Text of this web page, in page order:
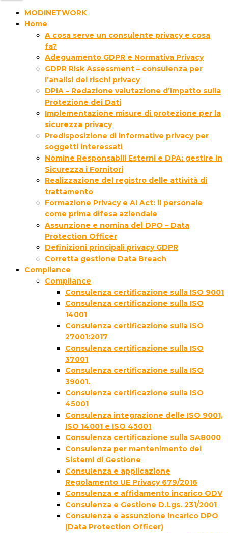
MODINETWORK
Home
A cosa serve un consulente privacy e cosa
fa?
Adeguamento GDPR e Normativa Privacy
GDPR Risk Assessment – consulenza per
l’analisi dei rischi privacy
DPIA – Redazione valutazione d’Impatto sulla
Protezione dei Dati
Implementazione misure di protezione per la
sicurezza privacy
Predisposizione di informative privacy per
soggetti interessati
Nomine Responsabili Esterni e DPA: gestire in
Sicurezza i Fornitori
Realizzazione del registro delle attività di
trattamento
Formazione Privacy e AI Act: il personale
come prima difesa aziendale
Assunzione e nomina del DPO – Data
Protection Officer
Definizioni principali privacy GDPR
Corretta gestione Data Breach
Compliance
Compliance
Consulenza certificazione sulla ISO 9001
Consulenza certificazione sulla ISO
14001
Consulenza certificazione sulla ISO
27001:2017
Consulenza certificazione sulla ISO
37001
Consulenza certificazione sulla ISO
39001.
Consulenza certificazione sulla ISO
45001
Consulenza integrazione delle ISO 9001,
ISO 14001 e ISO 45001
Consulenza certificazione sulla SA8000
Consulenza per mantenimento dei
Sistemi di Gestione
Consulenza e applicazione
Regolamento UE Privacy 679/2016
Consulenza e affidamento incarico ODV
Consulenza e Gestione D.Lgs. 231/2001
Consulenza e assunzione incarico DPO
(Data Protection Officer)